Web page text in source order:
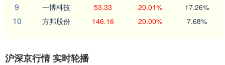
9 一博科技 53.33 20.01% 17.26%
10 方邦股份 146.16 20.00% 7.68%
沪深京行情 实时轮播